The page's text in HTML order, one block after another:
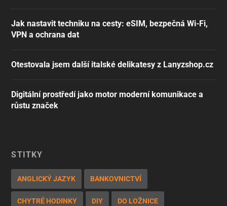
Jak nastavit techniku na cesty: eSIM, bezpečná Wi-Fi,
VPN a ochrana dat
Otestovala jsem další italské delikatesy z Lanyzshop.cz
Digitální prostředí jako motor moderní komunikace a
růstu značek
ŠTÍTKY
ANGLICKÝ JAZYK BANKOVNICTVÍ
CHYTRÉ HODINKY DIY DO LOŽNICE